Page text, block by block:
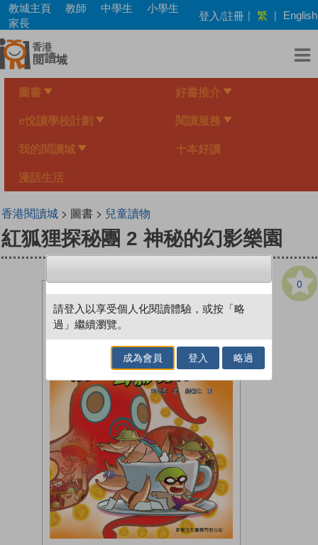
Skip
main
content
教城主頁 教師 中學生
小學生
家長
登入/註冊 | 繁 | English
圖書 好書推介
e悅讀學校計劃 閱讀服務
我的閱讀城 十本好讀
漫話生活
香港閱讀城> 圖書 > 兒童讀物
紅狐狸探秘團 2 神秘的幻影樂園
0
請登入以享受個人化閱讀體驗，或按「略
過」繼續瀏覽。
成為會員 登入 略過